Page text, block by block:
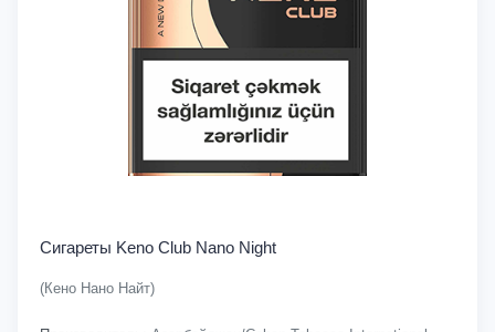
Сигареты Keno Club Nano Night
(Кено Нано Найт)